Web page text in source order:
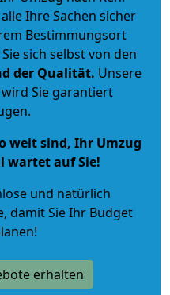
Ihre Sachen sicher
Bestimmungsort
sich selbst von den
der Qualität. Unsere
Sie garantiert
weit sind, Ihr Umzug
wartet auf Sie!
und natürlich
, damit Sie Ihr Budget
erhalten